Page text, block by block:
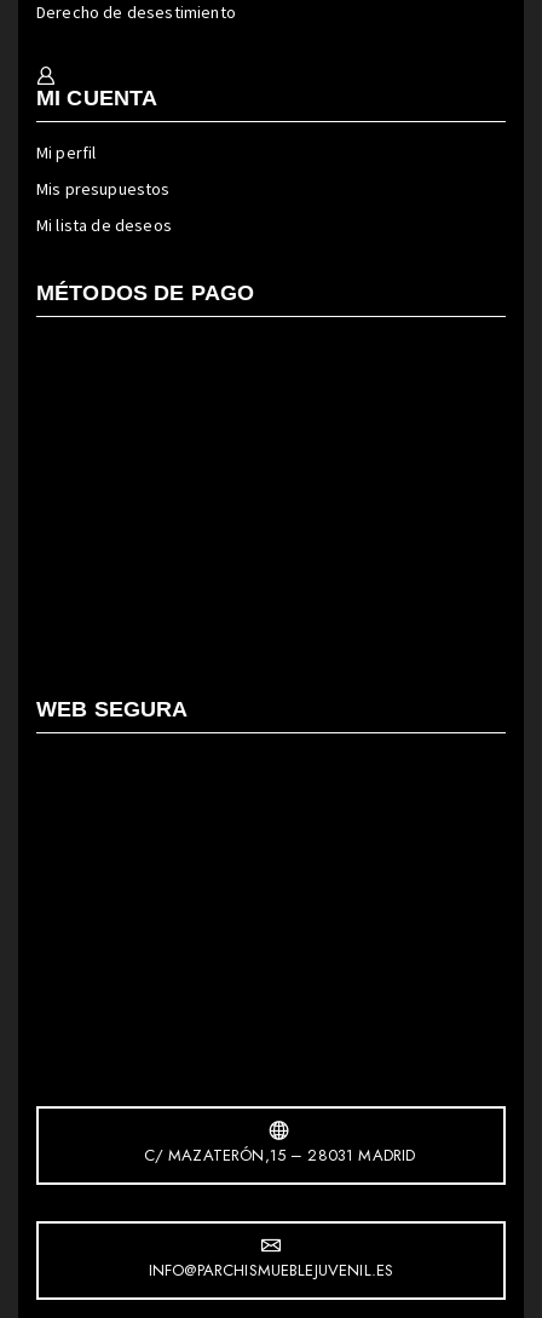
Derecho de desestimiento
MI CUENTA
Mi perfil
Mis presupuestos
Mi lista de deseos
MÉTODOS DE PAGO
WEB SEGURA
C/ MAZATERÓN,15 – 28031 MADRID
INFO@PARCHISMUEBLEJUVENIL.ES